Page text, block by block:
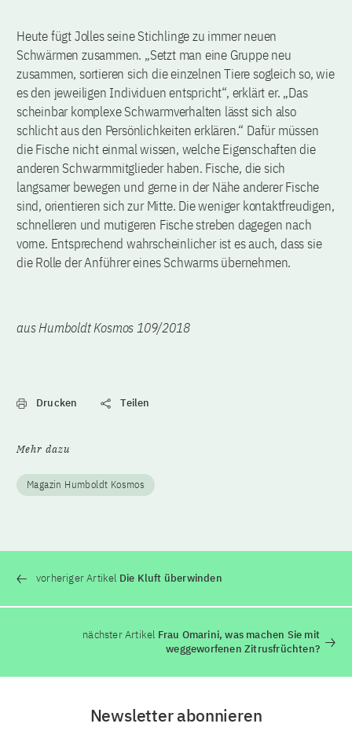
Heute fügt Jolles seine Stichlinge zu immer neuen
Schwärmen zusammen. „Setzt man eine Gruppe neu
zusammen, sortieren sich die einzelnen Tiere sogleich so, wie
es den jeweiligen Individuen entspricht“, erklärt er. „Das
scheinbar komplexe Schwarmverhalten lässt sich also
schlicht aus den Persönlichkeiten erklären.“ Dafür müssen
die Fische nicht einmal wissen, welche Eigenschaften die
anderen Schwarmmitglieder haben. Fische, die sich
langsamer bewegen und gerne in der Nähe anderer Fische
sind, orientieren sich zur Mitte. Die weniger kontaktfreudigen,
schnelleren und mutigeren Fische streben dagegen nach
vorne. Entsprechend wahrscheinlicher ist es auch, dass sie
die Rolle der Anführer eines Schwarms übernehmen.
aus Humboldt Kosmos 109/2018
Drucken Teilen
Mehr dazu
Magazin Humboldt Kosmos
vorheriger Artikel Die Kluft überwinden
nächster Artikel Frau Omarini, was machen Sie mit
weggeworfenen Zitrusfrüchten?
Newsletter abonnieren